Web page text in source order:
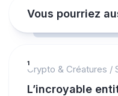
Vous pourriez
1
Crypto & Créatures /
L’incroyable